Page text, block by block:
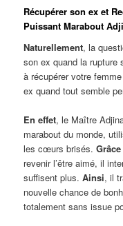
Récupérer son ex et
Puissant Marabout
Naturellement, la
son ex quand la rupture
à récupérer votre
ex quand tout semble
En effet, le Maître
marabout du monde,
les cœurs brisés.
revenir l’être aimé, il
suffisent plus.Ainsi, il
nouvelle chance de
totalement sans issue